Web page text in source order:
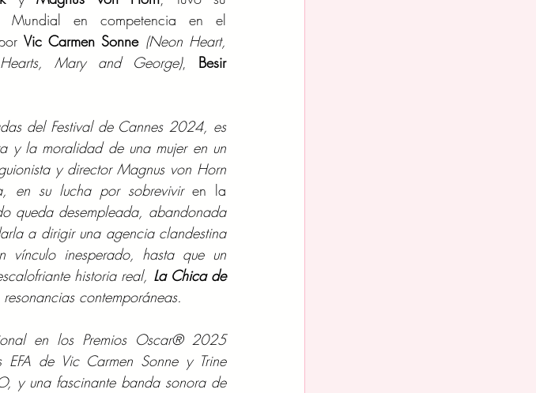
Mundial en competencia en el
Vic Carmen Sonne (Neon Heart,
Mary and George), Besir
del Festival de Cannes 2024, es
y la moralidad de una mujer en un
y director Magnus von Horn
en su lucha por sobrevivir en la
queda desempleada, abandonada
a dirigir una agencia clandestina
inesperado, hasta que un
historia real, La Chica de
contemporáneas.
en los Premios Oscar® 2025
de Vic Carmen Sonne y Trine
y una fascinante banda sonora de